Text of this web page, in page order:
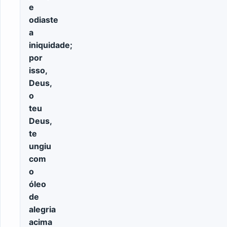
e
odiaste
a
iniquidade;
por
isso,
Deus,
o
teu
Deus,
te
ungiu
com
o
óleo
de
alegria
acima